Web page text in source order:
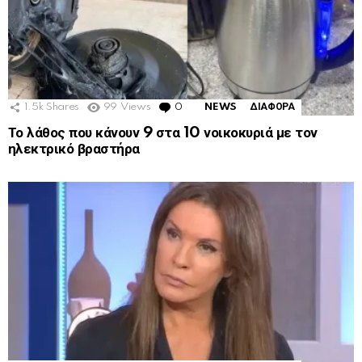
1.5k Shares 99 Views 0 Comments
NEWS ΔΙΑΦΟΡΑ
Το λάθος που κάνουν 9 στα 10 νοικοκυριά με τον
ηλεκτρικό βραστήρα